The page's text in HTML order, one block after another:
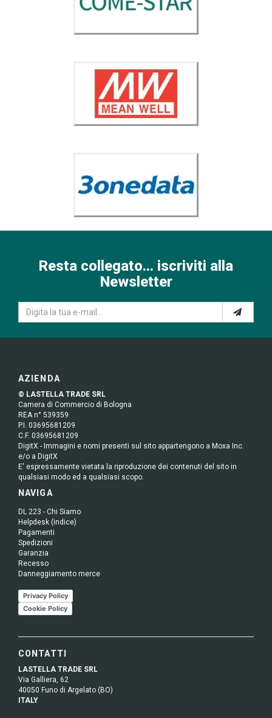
Resta collegato... iscriviti alla
Newsletter
AZIENDA
© LASTELLA TRADE SRL
Camera di Commercio di Bologna
REA n° 539359
P.I. 03695681209
C.F. 03695681209
DigitX - Immagini e nomi presenti sul sito appartengono a Moxa Inc.
e/o a DigitX
E' espressamente vietata la riproduzione dei contenuti del sito in
qualsiasi modo ed a qualsiasi scopo.
NAVIGA
DL 223 - Chi Siamo
Helpdesk (indice)
Pagamenti
Spedizioni
Garanzia
Recesso
Danneggiamento merce
Privacy Policy
Cookie Policy
CONTATTI
LASTELLA TRADE SRL
Via Galliera, 62
40050 Funo di Argelato (BO)
ITALY